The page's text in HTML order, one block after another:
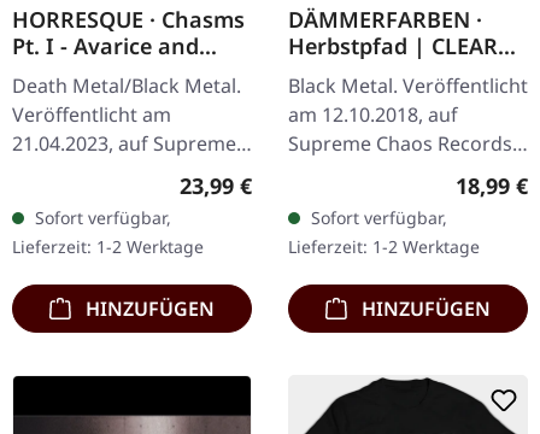
HORRESQUE · Chasms
Pt. I - Avarice and
Retribution |
YELLOW/BLACK LP
Death Metal/Black Metal.
Veröffentlicht am
21.04.2023, auf Supreme
Dunkelgelb/Schwarz
marmoriertes Vinyl im
schweren Cover…
Regulärer Preis:
23,99 €
Sofort verfügbar,
Lieferzeit: 1-2 Werktage
HINZUFÜGEN
DÄMMERFARBEN ·
Herbstpfad | CLEAR
LP
Black Metal. Veröffentlicht
am 12.10.2018, auf
Supreme Chaos Records.
Transparentes Vinyl
limitiert auf nur 200
Exemplare. Diese
hochwertige…
18,99 €
Sofort verfügbar,
Lieferzeit: 1-2 Werktage
HINZUFÜGEN